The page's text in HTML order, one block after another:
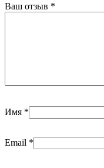
Ваш отзыв *
Имя *
Email *